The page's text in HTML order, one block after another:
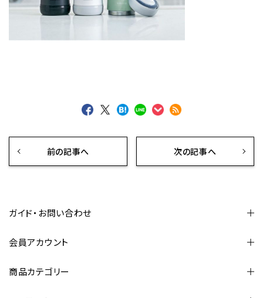
前の記事へ 次の記事へ
ガイド・お問い合わせ
会員アカウント
商品カテゴリー